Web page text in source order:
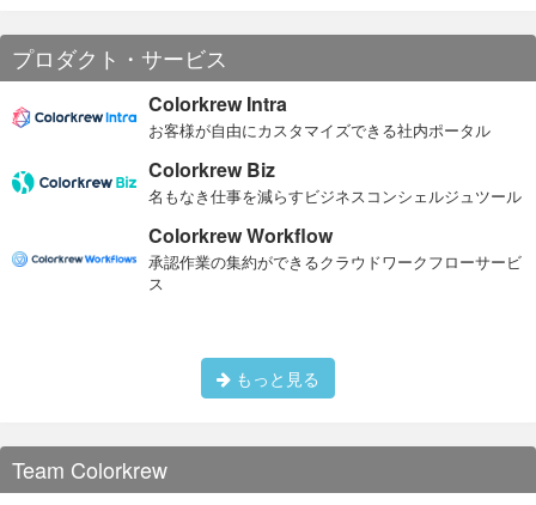
今年の目玉の研修。ISAOの事業を学ぶ研修です。
これまでは各プロジェクトリーダーが講師でした。総勢15人ぐ
らい。
それをなんと2019年度の新入社員の2人が「今年は僕たちがや
ります！」と手をあげました。
研修のGoalは、「自分たちの言葉でISAOの事業を説明できる
ようになること」
興味があるとのこと。 どんな成長を遂げるのか楽しみです。
早すぎるハプニング！
続いて、仕事の目標・意義を見出せたら、今度はそれを個人そ
し、問題点や課題を解決するための手段＝「ソリューション」
を学びました。 特に、組織でベストパフォーマンスを生み出す
ためには、以下の４つが必要になるそうです。
ゴール達成のために自分に何ができる
かを考え、常にチームのゴール達成を優先した活動をし
割を発見し、それに対してオーナーシップを発揮する。
その時、成果につながるタスクは優先順位をつけて行動
プロダクト・サービス
Colorkrew Intra
お客様が自由にカスタマイズできる社内ポータル
Colorkrew Biz
名もなき仕事を減らすビジネスコンシェルジュツール
Colorkrew Workflow
承認作業の集約ができるクラウドワークフローサービ
ス
もっと見る
Team Colorkrew